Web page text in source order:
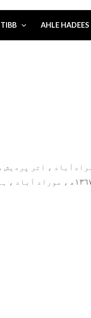
TIBB AHLE HADEES